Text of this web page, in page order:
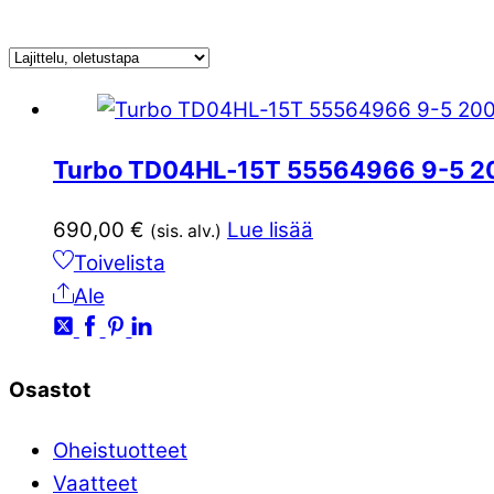
Turbo TD04HL‑15T 55564966 9-5
690,00 € (sis. alv.) Lue lisää
Toivelista
Ale
Osastot
Oheistuotteet
Vaatteet